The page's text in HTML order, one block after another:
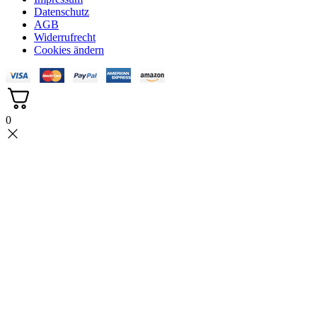
Datenschutz
AGB
Widerrufrecht
Cookies ändern
0